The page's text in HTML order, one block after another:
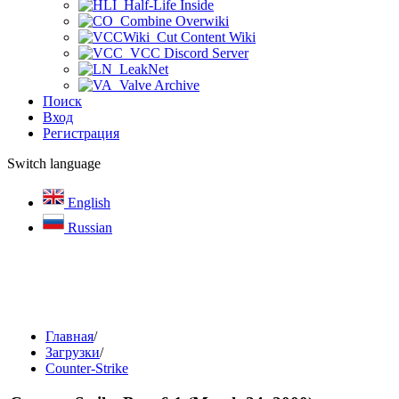
Half-Life Inside
Combine Overwiki
Cut Content Wiki
VCC Discord Server
LeakNet
Valve Archive
Поиск
Вход
Регистрация
Switch language
English
Russian
Главная/
Загрузки/
Counter-Strike